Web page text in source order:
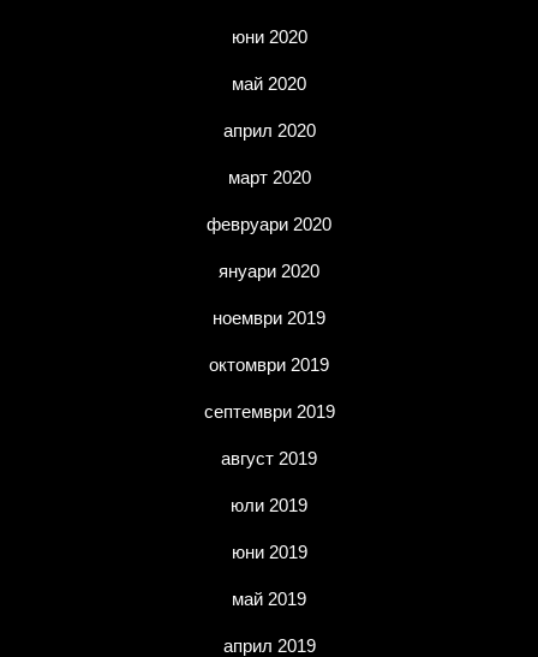
юни 2020
май 2020
април 2020
март 2020
февруари 2020
януари 2020
ноември 2019
октомври 2019
септември 2019
август 2019
юли 2019
юни 2019
май 2019
април 2019